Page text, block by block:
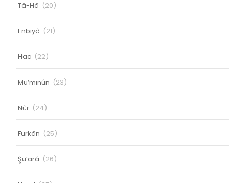
Tâ-Hâ (20)
Enbiyâ (21)
Hac (22)
Mü’minûn (23)
Nûr (24)
Furkân (25)
Şu’arâ (26)